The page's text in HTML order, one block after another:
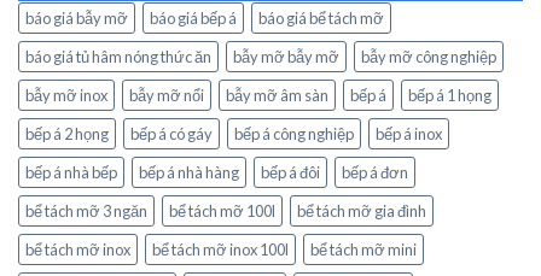
báo giá bẫy mỡ báo giá bếp á
báo giá bể tách mỡ
báo giá tủ hâm nóng thức ăn
bẫy mỡ bẫy mỡ
bẫy mỡ công nghiệp
bẫy mỡ inox
bẫy mỡ nổi bẫy mỡ âm sàn bếp á
bếp á 1 họng
bếp á 2 họng
bếp á có gáy bếp á công nghiệp
bếp á inox
bếp á nhà bếp
bếp á nhà hàng bếp á đôi
bếp á đơn
bể tách mỡ 3 ngăn
bể tách mỡ 100l
bể tách mỡ gia đình
bể tách mỡ inox
bể tách mỡ inox 100l
bể tách mỡ mini